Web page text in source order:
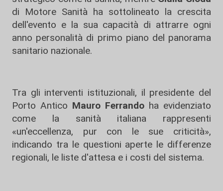
di Motore Sanità ha sottolineato la crescita
dell'evento e la sua capacità di attrarre ogni
anno personalità di primo piano del panorama
sanitario nazionale.
Tra gli interventi istituzionali, il presidente del
Porto Antico Mauro Ferrando ha evidenziato
come la sanità italiana rappresenti
«un'eccellenza, pur con le sue criticità»,
indicando tra le questioni aperte le differenze
regionali, le liste d'attesa e i costi del sistema.